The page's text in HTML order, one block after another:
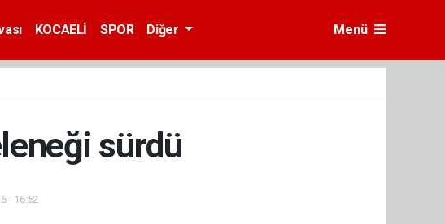
KOCAELİ SPOR Diğer Menü
sürdü
- 16:52